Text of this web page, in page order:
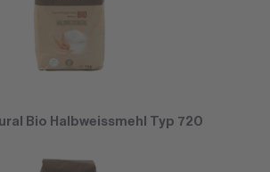
Bio Halbweissmehl Typ 720